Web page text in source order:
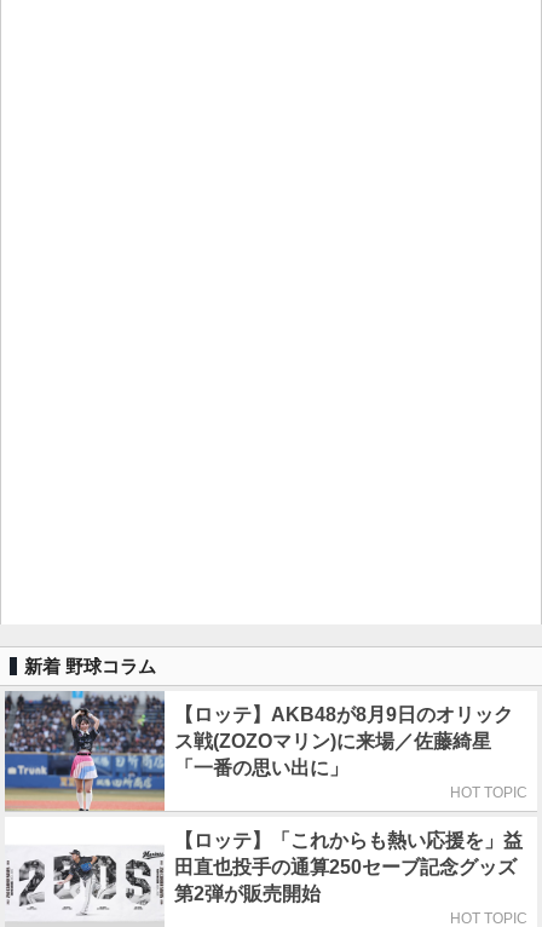
新着 野球コラム
【ロッテ】AKB48が8月9日のオリック
ス戦(ZOZOマリン)に来場／佐藤綺星
「一番の思い出に」
HOT TOPIC
【ロッテ】「これからも熱い応援を」益
田直也投手の通算250セーブ記念グッズ
第2弾が販売開始
HOT TOPIC